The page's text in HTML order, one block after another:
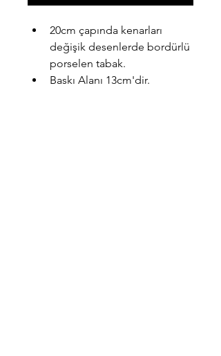
20cm çapında kenarları
değişik desenlerde bordürlü
porselen tabak.
Baskı Alanı 13cm'dir.